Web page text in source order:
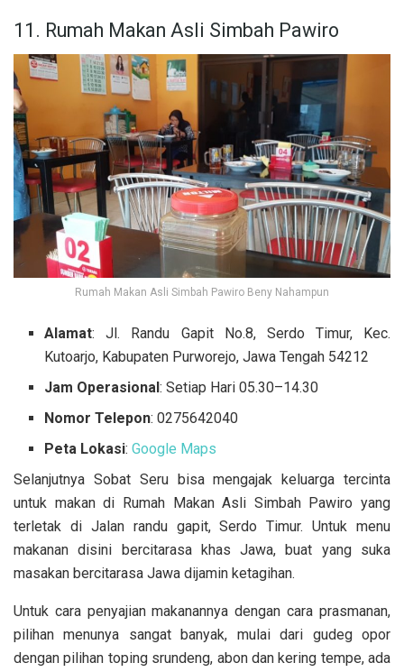
11. Rumah Makan Asli Simbah Pawiro
Rumah Makan Asli Simbah Pawiro Beny Nahampun
Alamat: Jl. Randu Gapit No.8, Serdo Timur, Kec.
Kutoarjo, Kabupaten Purworejo, Jawa Tengah 54212
Jam Operasional: Setiap Hari 05.30–14.30
Nomor Telepon: 0275642040
Peta Lokasi:Google Maps
Selanjutnya Sobat Seru bisa mengajak keluarga tercinta
untuk makan di Rumah Makan Asli Simbah Pawiro yang
terletak di Jalan randu gapit, Serdo Timur. Untuk menu
makanan disini bercitarasa khas Jawa, buat yang suka
masakan bercitarasa Jawa dijamin ketagihan.
Untuk cara penyajian makanannya dengan cara prasmanan,
pilihan menunya sangat banyak, mulai dari gudeg opor
dengan pilihan toping srundeng, abon dan kering tempe, ada